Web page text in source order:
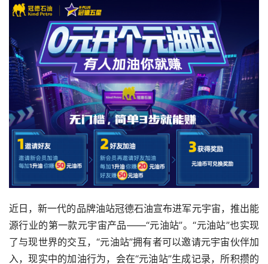
近日，新一代的品牌油站冠德石油宣布进军元宇宙，推出能
源行业的第一款元宇宙产品——“元油站”。“元油站”也实现
了与现世界的交互，“元油站”拥有者可以邀请元宇宙伙伴加
入，现实中的加油行为，会在“元油站”生成记录，所积攒的